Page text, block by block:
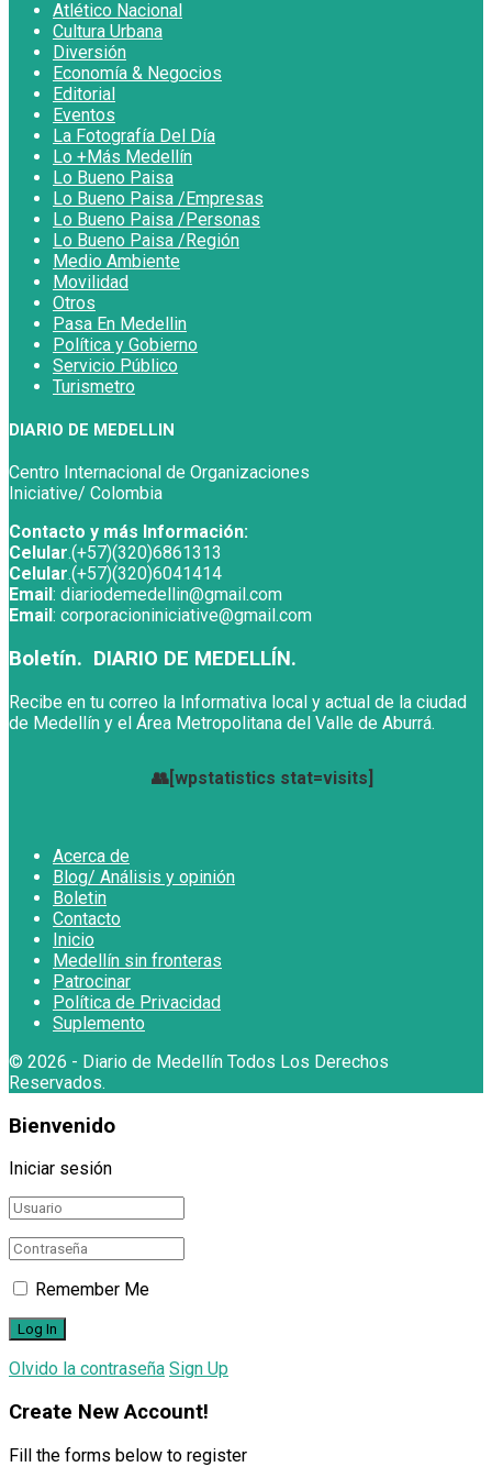
Atlético Nacional
Cultura Urbana
Diversión
Economía & Negocios
Editorial
Eventos
La Fotografía Del Día
Lo +Más Medellín
Lo Bueno Paisa
Lo Bueno Paisa /Empresas
Lo Bueno Paisa /Personas
Lo Bueno Paisa /Región
Medio Ambiente
Movilidad
Otros
Pasa En Medellin
Política y Gobierno
Servicio Público
Turismetro
DIARIO DE MEDELLIN
Centro Internacional de Organizaciones
Iniciative/ Colombia
Contacto y más Información:
Celular.(+57)(320)6861313
Celular.(+57)(320)6041414
Email : diariodemedellin@gmail.com
Email : corporacioniniciative@gmail.com
Boletín. DIARIO DE MEDELLÍN.
Recibe en tu correo la Informativa local y actual de la ciudad
de Medellín y el Área Metropolitana del Valle de Aburrá.
👥[wpstatistics stat=visits]
Acerca de
Blog/ Análisis y opinión
Boletin
Contacto
Inicio
Medellín sin fronteras
Patrocinar
Política de Privacidad
Suplemento
© 2026 - Diario de Medellín Todos Los Derechos
Reservados.
Bienvenido
Iniciar sesión
Remember Me
Olvido la contraseña Sign Up
Create New Account!
Fill the forms below to register